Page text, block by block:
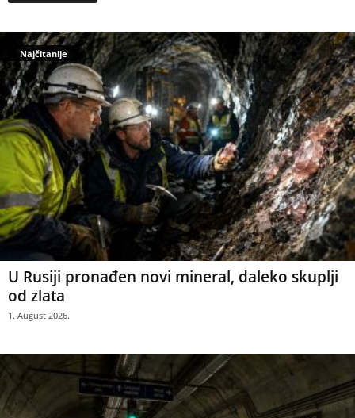
Najčitanije
U Rusiji pronađen novi mineral, daleko skuplji
od zlata
1. August 2026.